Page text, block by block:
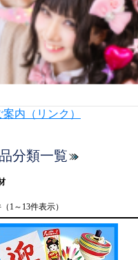
内（リンク）
分類一覧
1～13件表示）